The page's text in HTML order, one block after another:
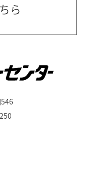
ら